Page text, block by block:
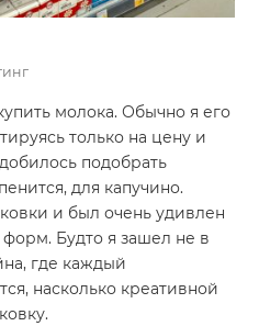
молока. Обычно я его
только на цену и
подобрать
для капучино.
и был очень удивлен
Будто я зашел не в
где каждый
насколько креативной